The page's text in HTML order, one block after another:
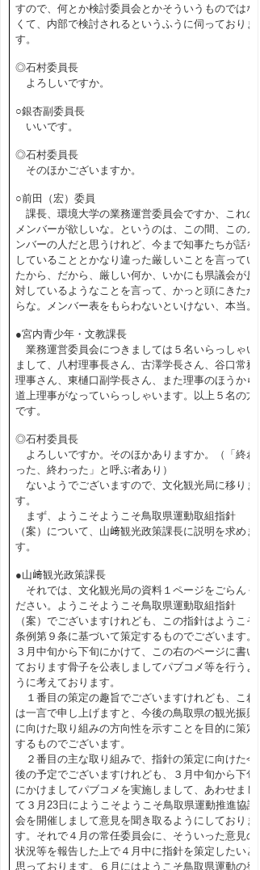
すので、何とか検討委員会とかそういうものではな
くて、内部で検討されるというふうに伺っておりま
す。
◎石村委員長
よろしいですか。
○銀杏副委員長
いいです。
◎石村委員長
そのほかございますか。
○前田（宏）委員
課長、環境大学の業務運営委員会ですか、これの
メンバーが欲しいな。というのは、この間、このメ
ンバーの人だと思うけれど、今まで知事たちが話を
していることとかなり違った厳しいことを言ってい
たから、だから、厳しい何か、いかにも県議会が反
対しているようなことを言って、かっと頭にきたか
らな。メンバー表をもらわないといけない、本当。
●宮内青少年・文教課長
業務運営委員会につきましては５名いらっしゃい
まして、八村理事長さん、古澤学長さん、谷口常務
理事さん、東樋口副学長さん、また理事のほうから
道上理事がなっていらっしゃいます。以上５名の方
です。
◎石村委員長
よろしいですか。そのほかありますか。（「終わ
った、終わった」と呼ぶ者あり）
ないようでございますので、文化観光局に移りま
す。
まず、ようこそようこそ鳥取県運動取組指針
（案）について、山﨑観光政策課長に説明を求めま
す。
●山﨑観光政策課長
それでは、文化観光局の資料１ページをごらんく
ださい。ようこそようこそ鳥取県運動取組指針
（案）でございますけれども、この指針はようこそ
条例第９条に基づいて策定するものでございます。
３月中旬から下旬にかけて、この右のページに書い
ております骨子を公表しましてパブコメ等を行うよ
うに考えております。
１番目の策定の趣旨でございますけれども、これ
は一言で申し上げますと、今後の鳥取県の観光振興
に向けた取り組みの方向性を示すことを目的に策定
するものでございます。
２番目の主な取り組みで、指針の策定に向けた今
後の予定でございますけれども、３月中旬から下旬
にかけましてパブコメを実施しまして、あわせまし
て３月23日にようこそようこそ鳥取県運動推進協議
会を開催しまして意見を聞き取るようにしておりま
す。それで４月の常任委員会に、そういった意見の
状況等を報告した上で４月中に指針を策定したいと
思っております。６月にはようこそ鳥取県運動の発